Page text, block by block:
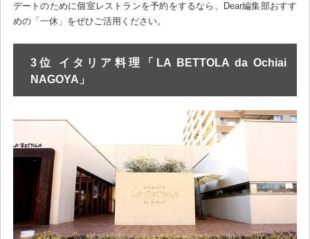
デートのために個室レストランを予約をするなら、Dear編集部おすす
めの「一休」をぜひご活用ください。
3位 イタリア料理「LA BETTOLA da Ochiai
NAGOYA」